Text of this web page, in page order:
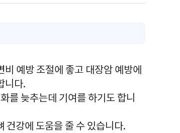
예방 조절에 좋고 대장암 예방에
니다.
를 늦추는데 기여를 하기도 합니
건강에 도움을 줄 수 있습니다.